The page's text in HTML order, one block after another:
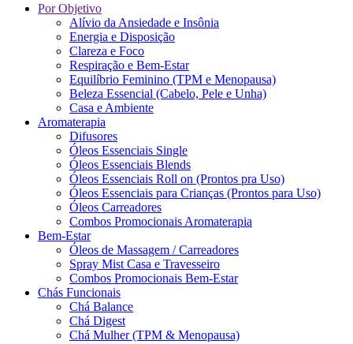
Por Objetivo
Alívio da Ansiedade e Insônia
Energia e Disposição
Clareza e Foco
Respiração e Bem-Estar
Equilíbrio Feminino (TPM e Menopausa)
Beleza Essencial (Cabelo, Pele e Unha)
Casa e Ambiente
Aromaterapia
Difusores
Óleos Essenciais Single
Óleos Essenciais Blends
Óleos Essenciais Roll on (Prontos pra Uso)
Óleos Essenciais para Crianças (Prontos para Uso)
Óleos Carreadores
Combos Promocionais Aromaterapia
Bem-Estar
Óleos de Massagem / Carreadores
Spray Mist Casa e Travesseiro
Combos Promocionais Bem-Estar
Chás Funcionais
Chá Balance
Chá Digest
Chá Mulher (TPM & Menopausa)